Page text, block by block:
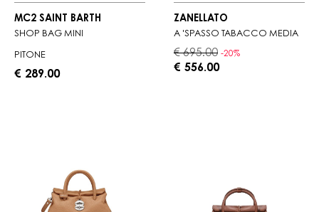
MC2 SAINT BARTH
SHOP BAG MINI
PITONE
€ 289.00
ZANELLATO
A 'SPASSO TABACCO MEDIA
€ 695.00 -20%
€ 556.00